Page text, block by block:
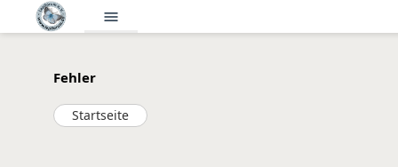
menu
Fehler
Startseite